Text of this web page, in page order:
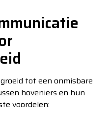
tot een onmisbare
hoveniers en hun
voordelen: